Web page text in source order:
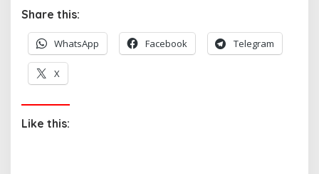
Share this:
WhatsApp Facebook Telegram
X
Like this: